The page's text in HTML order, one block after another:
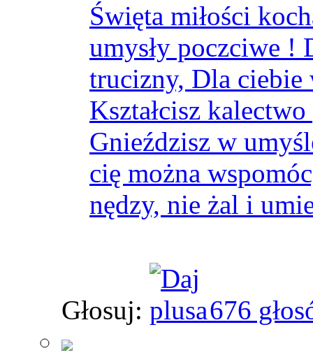
Święta miłości
umysły poczciwe !
trucizny, Dla ciebie
Kształcisz
Gnieździsz w
cię można
nędzy, nie żal i
Głosuj: 676